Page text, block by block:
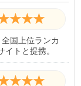
国上位ランカ
トと提携。